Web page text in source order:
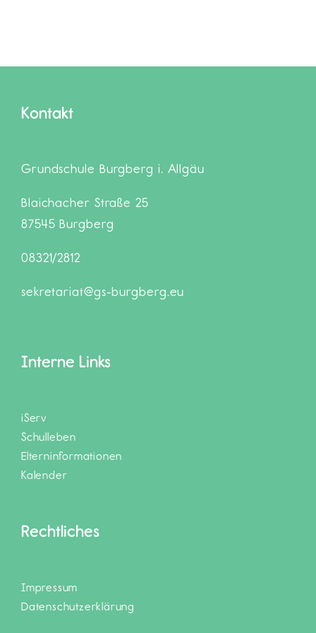
Kontakt
Grundschule Burgberg i. Allgäu
Blaichacher Straße 25
87545 Burgberg
08321/2812
sekretariat@gs-burgberg.eu
Interne Links
iServ
Schulleben
Elterninformationen
Kalender
Rechtliches
Impressum
Datenschutzerklärung